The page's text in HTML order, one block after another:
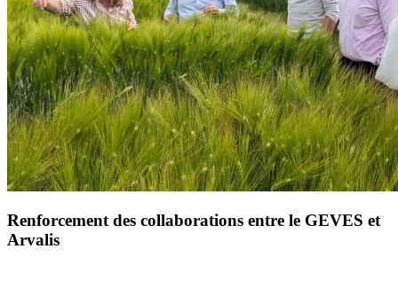
Renforcement des collaborations entre le GEVES et
Arvalis